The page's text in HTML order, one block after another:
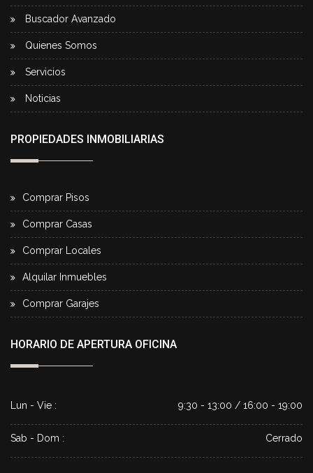
Buscador Avanzado
Quienes Somos
Servicios
Noticias
PROPIEDADES INMOBILIARIAS
Comprar Pisos
Comprar Casas
Comprar Locales
Alquilar Inmuebles
Comprar Garajes
HORARIO DE APERTURA OFICINA
Lun - Vie : 9:30 - 13:00 / 16:00 - 19:00
Sab - Dom : Cerrado